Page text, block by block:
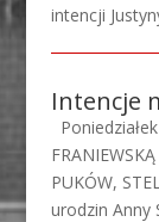
intencji
Intencje
PUKÓW,
urodzin Anny